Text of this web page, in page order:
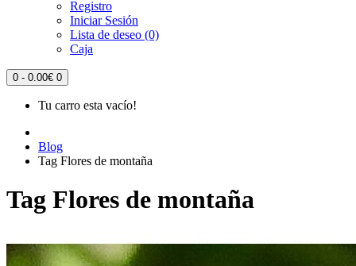
Registro
Iniciar Sesión
Lista de deseo (0)
Caja
0 - 0.00€ 0
Tu carro esta vacío!
Blog
Tag Flores de montaña
Tag Flores de montaña